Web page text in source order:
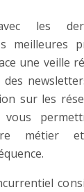
les
meilleures
une veille
des
sur les
vous
métier et